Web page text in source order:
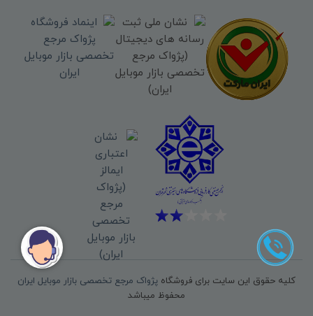
کلیه حقوق این سایت برای فروشگاه پژواک مرجع تخصصی بازار موبایل ایران
محفوظ میباشد